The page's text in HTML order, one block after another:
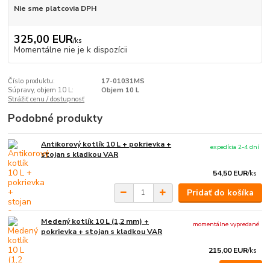
Nie sme platcovia DPH
325,00 EUR/ks
Momentálne nie je k dispozícii
Číslo produktu:
17-01031MS
Súpravy, objem 10 L:
Objem 10 L
Strážiť cenu / dostupnosť
Podobné produkty
Antikorový kotlík 10 L + pokrievka +
stojan s kladkou VAR
54,50 EUR/ks
expedícia 2-4 dní
Pridať do košíka
Medený kotlík 10 L (1,2 mm) +
pokrievka + stojan s kladkou VAR
215,00 EUR/ks
momentálne vypredané